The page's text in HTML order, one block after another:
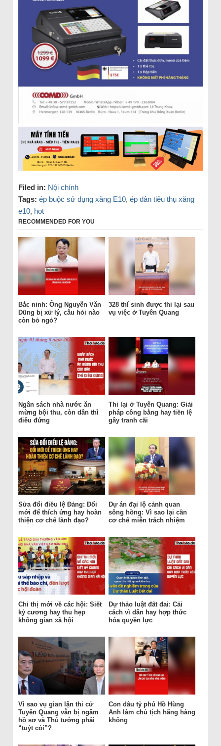
Filed in: Nội chính
Tags: ép buộc sử dụng xăng E10, ép dân tiêu thụ xăng
e10, hot
RECOMMENDED FOR YOU
Bắc ninh: Ông Nguyễn Văn
Dũng bị xử lý, câu hỏi nào
còn bỏ ngỏ?
328 thí sinh được thi lại sau
vụ việc ở Tuyên Quang
Ngân sách nhà nước ăn
mừng bội thu, còn dân thì
điêu đứng
Thi lại ở Tuyên Quang: Giải
pháp công bằng hay tiền lệ
gây tranh cãi
Sửa đổi điều lệ Đảng: Đổi
mới để thích ứng hay hoàn
thiện cơ chế lãnh đạo?
Dự án đại lộ cảnh quan
sông hồng: Vì sao lại cần
cơ chế miễn trách nhiệm
Chỉ thị mới về các hội: Siết
kỷ cương hay thu hẹp
không gian xã hội
Dự thảo luật đất đai: Cải
cách vì dân hay hợp thức
hóa quyền lực
Vì sao vụ gian lận thi cử
Tuyên Quang vẫn bị ngâm
hồ sơ và Thủ tướng phải
“tuýt còi”?
Con dâu tỷ phú Hồ Hùng
Anh làm chủ tịch hãng hàng
không